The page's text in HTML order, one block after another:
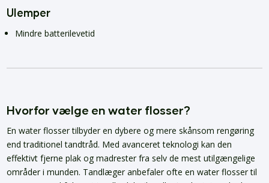
Ulemper
Mindre batterilevetid
Hvorfor vælge en water flosser?
En water flosser tilbyder en dybere og mere skånsom rengøring
end traditionel tandtråd. Med avanceret teknologi kan den
effektivt fjerne plak og madrester fra selv de mest utilgængelige
områder i munden. Tandlæger anbefaler ofte en water flosser til